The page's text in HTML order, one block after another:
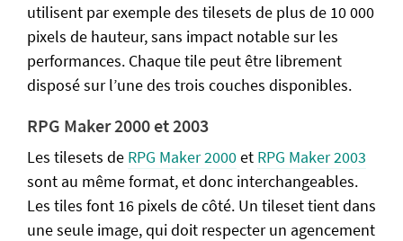
utilisent par exemple des tilesets de plus de 10 000
pixels de hauteur, sans impact notable sur les
performances. Chaque tile peut être librement
disposé sur l’une des trois couches disponibles.
RPG Maker 2000 et 2003
Les tilesets de RPG Maker 2000et RPG Maker 2003
sont au même format, et donc interchangeables.
Les tiles font 16 pixels de côté. Un tileset tient dans
une seule image, qui doit respecter un agencement